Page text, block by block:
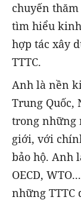
chuyến
tìm hiểu
hợp tác xây
TTTC.
Anh là nền
Trung Quốc,
trong những
giới, với
bảo hộ. Anh
OECD,
những